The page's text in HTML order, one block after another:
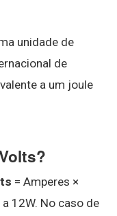
unidade de
de
a um joule
= Amperes ×
12W. No caso de